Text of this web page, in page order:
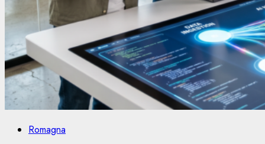
Romagna